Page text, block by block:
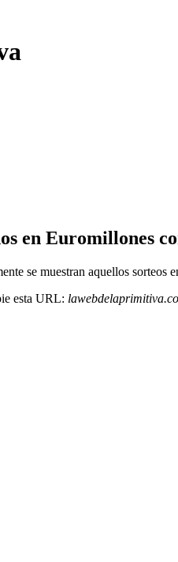
en Euromillones
se muestran aquellos sorteos
esta URL: